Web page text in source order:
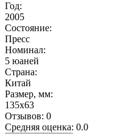
Год:
2005
Состояние:
Пресс
Номинал:
5 юаней
Страна:
Китай
Размер, мм:
135х63
Отзывов: 0
Средняя оценка: 0.0